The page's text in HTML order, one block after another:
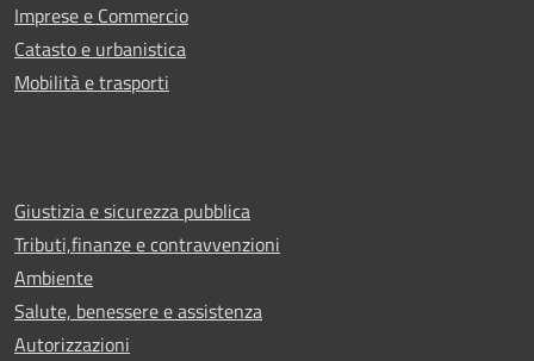
Imprese e Commercio
Catasto e urbanistica
Mobilità e trasporti
Giustizia e sicurezza pubblica
Tributi,finanze e contravvenzioni
Ambiente
Salute, benessere e assistenza
Autorizzazioni